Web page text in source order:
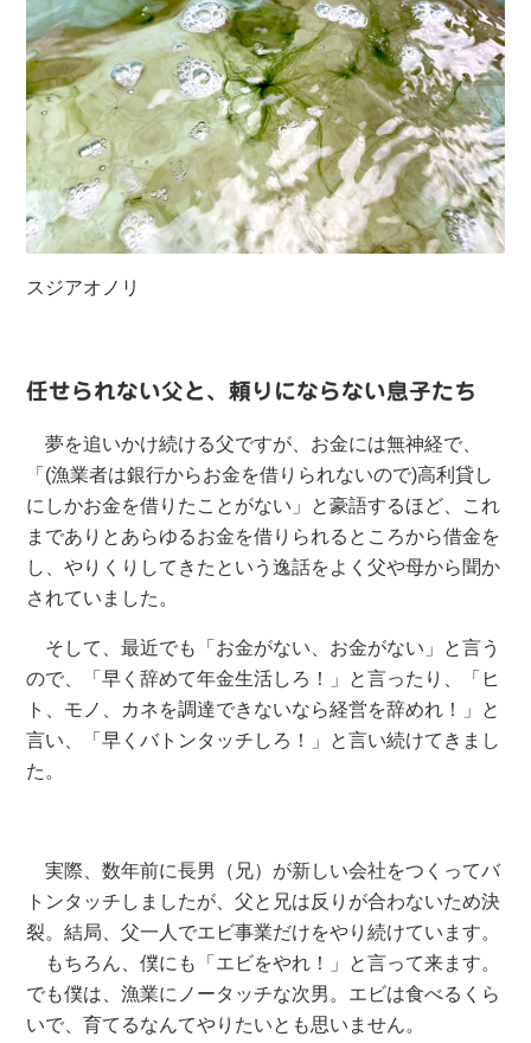
スジアオノリ
任せられない父と、頼りにならない息子たち
夢を追いかけ続ける父ですが、お金には無神経で、
「(漁業者は銀行からお金を借りられないので)高利貸し
にしかお金を借りたことがない」と豪語するほど、これ
までありとあらゆるお金を借りられるところから借金を
し、やりくりしてきたという逸話をよく父や母から聞か
されていました。
そして、最近でも「お金がない、お金がない」と言う
ので、「早く辞めて年金生活しろ！」と言ったり、「ヒ
ト、モノ、カネを調達できないなら経営を辞めれ！」と
言い、「早くバトンタッチしろ！」と言い続けてきまし
た。
実際、数年前に長男（兄）が新しい会社をつくってバ
トンタッチしましたが、父と兄は反りが合わないため決
裂。結局、父一人でエビ事業だけをやり続けています。
もちろん、僕にも「エビをやれ！」と言って来ます。
でも僕は、漁業にノータッチな次男。エビは食べるくら
いで、育てるなんてやりたいとも思いません。